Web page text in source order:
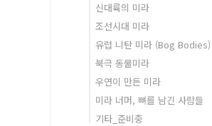
신대륙의 미라
조선시대 미라
유럽 니탄 미라 (Bog Bodies)
북극 동물미라
우연이 만든 미라
미라 너머, 뼈를 남긴 사람들
기타_준비중